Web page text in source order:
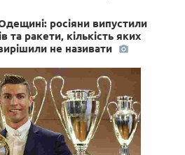
росіяни випустили
та ракети, кількість яких
не називати